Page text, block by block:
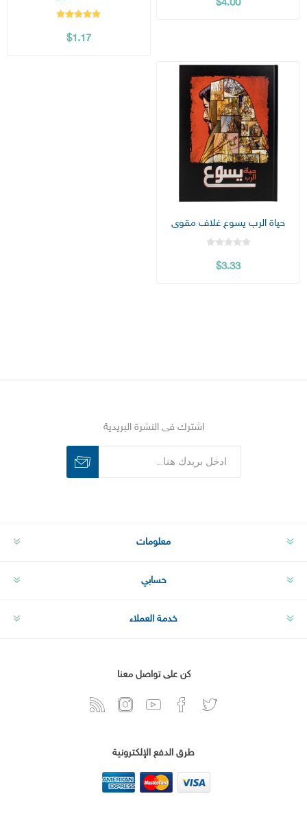
$4.00
$1.17
حياة الرب يسوع غلاف مقوى
$3.33
اشترك فى النشرة البريدية
معلومات
حسابي
خدمة العملاء
كن على تواصل معنا
طرق الدفع الإلكترونية